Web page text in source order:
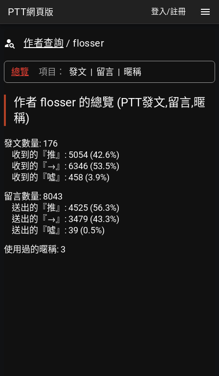
PTT網頁版 登入/註冊
作者查詢 / flosser
總覽 項目： 發文 | 留言 | 暱稱
作者 flosser 的總覽 (PTT發文,留言,暱
稱)
發文數量: 176
收到的『推』: 5054 (42.6%)
收到的『→』: 6346 (53.5%)
收到的『噓』: 458 (3.9%)
留言數量: 8043
送出的『推』: 4525 (56.3%)
送出的『→』: 3479 (43.3%)
送出的『噓』: 39 (0.5%)
使用過的暱稱: 3